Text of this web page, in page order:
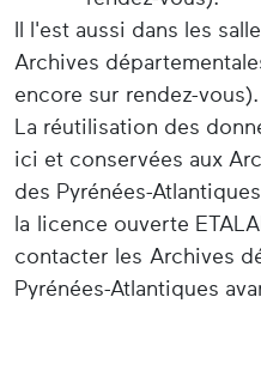
Il l'est aussi dans les
Archives
encore sur rendez-vous).
La réutilisation des
ici et conservées aux
des Pyrénées-
la licence ouverte
contacter les Archives
Pyrénées-Atlantiques